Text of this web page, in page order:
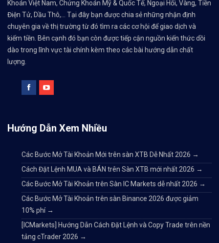
Khoán Việt Nam, Chứng Khoán Mỹ & Quốc Tế, Ngoại Hối, Vàng, Tiền
Điện Tử, Dầu Thô,... Tại đây bạn được chia sẻ những nhận định
chuyên gia về thị trường từ đó tìm ra các cơ hội để giao dịch và
kiếm tiền. Bên cạnh đó bạn còn được tiếp cận nguồn kiến thức dồi
dào trong lĩnh vực tài chính kèm theo các bài hướng dẫn chất
lượng.
Hướng Dẫn Xem Nhiều
Các Bước Mở Tài Khoản Mới trên sàn XTB Dễ Nhất 2026 →
Cách Đặt Lệnh MUA và BÁN trên Sàn XTB mới nhất 2026 →
Các Bước Mở Tài Khoản trên Sàn IC Markets dễ nhất 2026 →
Các Bước Mở Tài Khoản trên sàn Binance 2026 được giảm
10% phí →
[ICMarkets] Hướng Dẫn Cách Đặt Lệnh và Copy Trade trên nền
tảng cTrader 2026 →